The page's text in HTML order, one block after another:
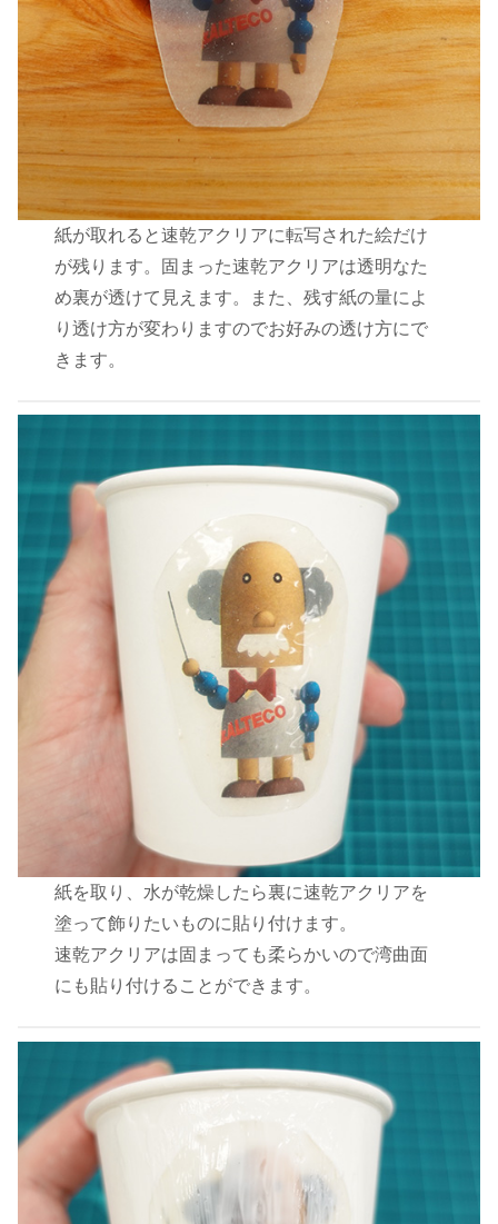
紙が取れると速乾アクリアに転写された絵だけ
が残ります。固まった速乾アクリアは透明なた
め裏が透けて見えます。また、残す紙の量によ
り透け方が変わりますのでお好みの透け方にで
きます。
紙を取り、水が乾燥したら裏に速乾アクリアを
塗って飾りたいものに貼り付けます。
速乾アクリアは固まっても柔らかいので湾曲面
にも貼り付けることができます。